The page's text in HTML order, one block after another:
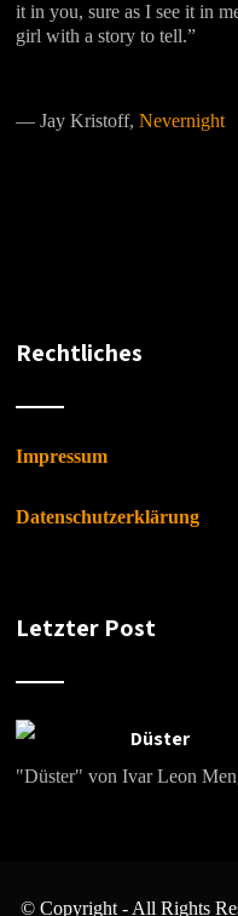
it in you, sure as I see it in
girl with a story to tell.”
―Jay Kristoff,Nevernight
Rechtliches
Impressum
Datenschutzerklärung
Letzter Post
Düster
"Düster" von Ivar Leon
© Copyright - All Rights